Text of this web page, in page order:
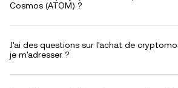
Cosmos (ATOM) ?
J'ai des questions sur l'achat de
je m'adresser ?